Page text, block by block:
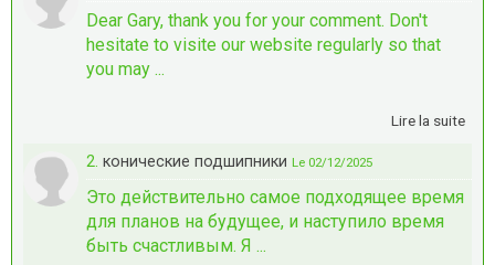
Dear Gary, thank you for your comment. Don't
hesitate to visite our website regularly so that
you may ...
Lire la suite
2. конические подшипники Le 02/12/2025
Это действительно самое подходящее время
для планов на будущее, и наступило время
быть счастливым. Я ...